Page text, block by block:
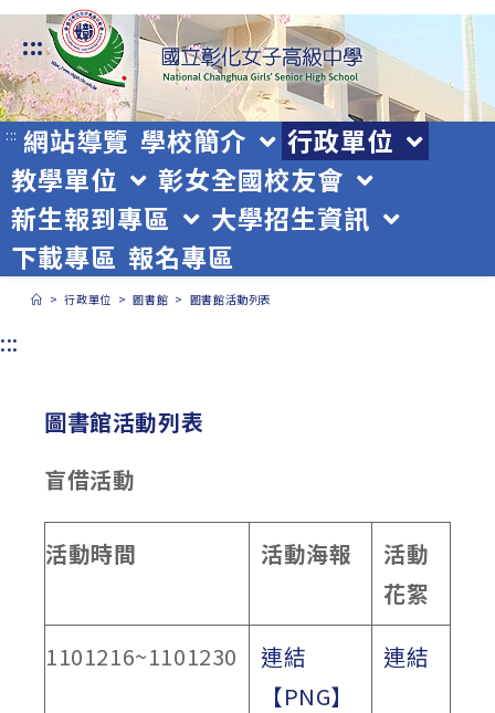
跳
轉
至
主
要
內
容
:::
::: 網站導覽 學校簡介
行政單位
教學單位
彰女全國校友會
新生報到專區
大學招生資訊
下載專區 報名專區
> 行政單位 > 圖書館 > 圖書館活動列表
:::
圖書館活動列表
盲借活動
活動時間 活動海報
活動
花絮
1101216~1101230
連結
【PNG】
連結